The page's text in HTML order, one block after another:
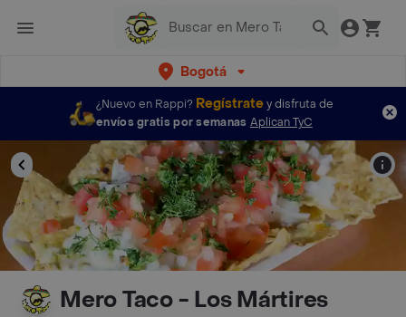
Bogotá
¿Nuevo en Rappi? Regístratey disfruta de
envíos gratis por semanas Aplican TyC
Mero Taco - Los Mártires